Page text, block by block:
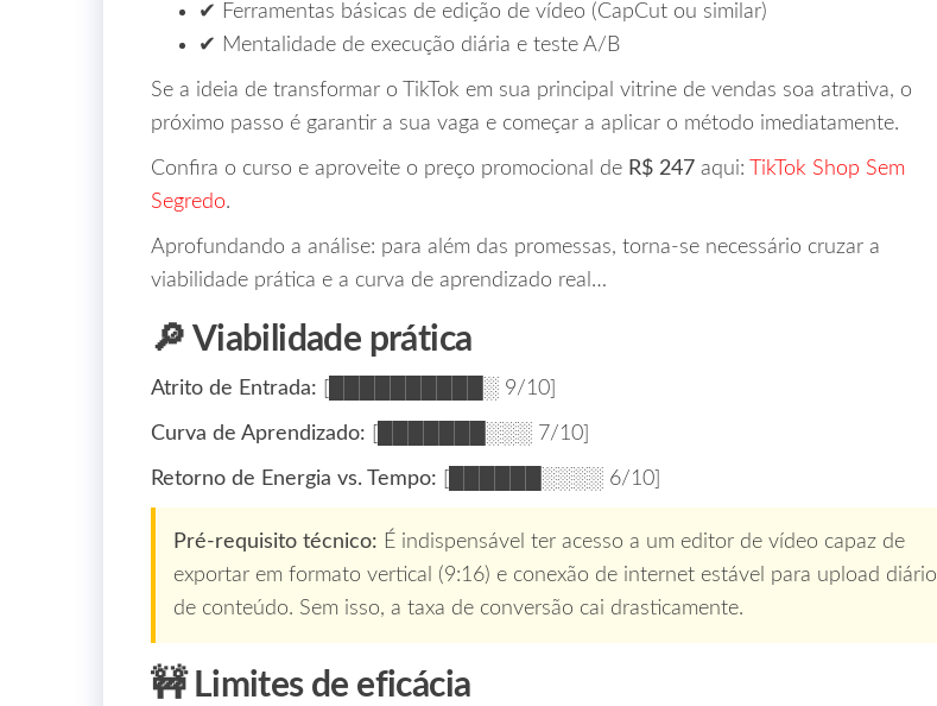
✔ Ferramentas básicas de edição de vídeo (CapCut ou similar)
✔ Mentalidade de execução diária e teste A/B
Se a ideia de transformar o TikTok em sua principal vitrine de vendas soa atrativa, o
próximo passo é garantir a sua vaga e começar a aplicar o método imediatamente.
Confira o curso e aproveite o preço promocional de R$ 247 aqui:
TikTok Shop Sem
Segredo.
Aprofundando a análise: para além das promessas, torna-se necessário cruzar a
viabilidade prática e a curva de aprendizado real…
🔎 Viabilidade prática
Atrito de Entrada: [██████████░ 9/10]
Curva de Aprendizado: [███████░░░ 7/10]
Retorno de Energia vs. Tempo: [██████░░░░ 6/10]
Pré‑requisito técnico: É indispensável ter acesso a um editor de vídeo capaz de
exportar em formato vertical (9:16) e conexão de internet estável para upload diário
de conteúdo. Sem isso, a taxa de conversão cai drasticamente.
🚧 Limites de eficácia